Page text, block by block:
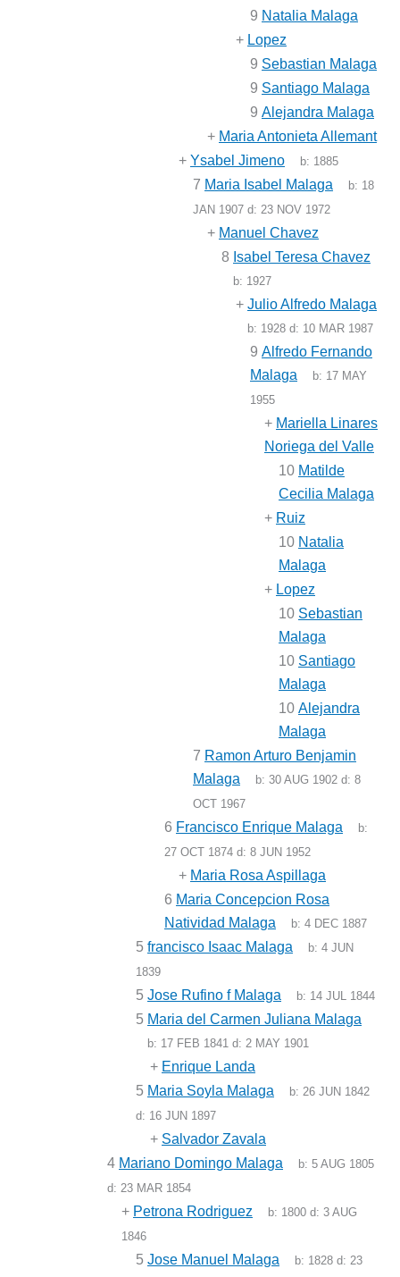
9 Natalia Malaga
+ Lopez
9 Sebastian Malaga
9 Santiago Malaga
9 Alejandra Malaga
+ Maria Antonieta Allemant
+ Ysabel Jimeno b: 1885
7 Maria Isabel Malaga b: 18
JAN 1907 d: 23 NOV 1972
+ Manuel Chavez
8 Isabel Teresa Chavez
b: 1927
+ Julio Alfredo Malaga
b: 1928 d: 10 MAR 1987
9 Alfredo Fernando
Malaga
b: 17 MAY
1955
+ Mariella Linares
Noriega del Valle
10 Matilde
Cecilia Malaga
+ Ruiz
10 Natalia
Malaga
+ Lopez
10 Sebastian
Malaga
10 Santiago
Malaga
10 Alejandra
Malaga
7 Ramon Arturo Benjamin
Malaga
b:30 AUG 1902 d:8
OCT 1967
6 Francisco Enrique Malaga
b:
27 OCT 1874 d: 8 JUN 1952
+ Maria Rosa Aspillaga
6 Maria Concepcion Rosa
Natividad Malaga
b:4 DEC 1887
5 francisco Isaac Malaga b:4 JUN
1839
5 Jose Rufino f Malaga b: 14 JUL 1844
5 Maria del Carmen Juliana Malaga
b: 17 FEB 1841 d:2 MAY 1901
+ Enrique Landa
5 Maria Soyla Malaga b:26 JUN 1842
d: 16 JUN 1897
+ Salvador Zavala
4 Mariano Domingo Malaga b:5 AUG 1805
d: 23 MAR 1854
+ Petrona Rodriguez b: 1800 d:3 AUG
1846
5 Jose Manuel Malaga b: 1828 d:23